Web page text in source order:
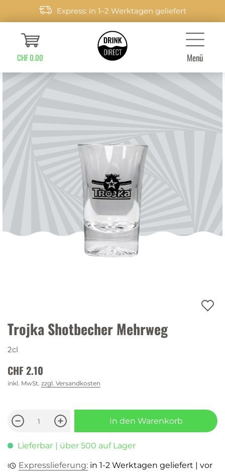
Express: in 1–2 Werktagen geliefert
CHF 0.00 Menü
Trojka Shotbecher Mehrweg
2cl
CHF 2.10
inkl. MwSt. zzgl. Versandkosten
In den Warenkorb
Lieferbar | über 500 auf Lager
Expresslieferung: in 1-2 Werktagen geliefert | vor